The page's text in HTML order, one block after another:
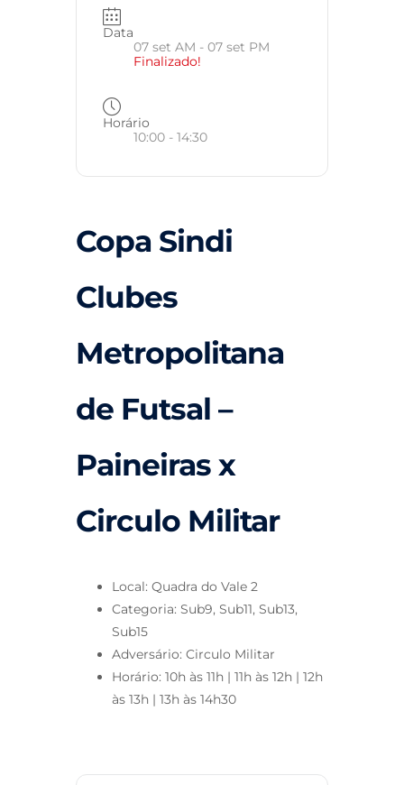
Data
07 set AM - 07 set PM
Finalizado!
Horário
10:00 - 14:30
Copa Sindi
Clubes
Metropolitana
de Futsal –
Paineiras x
Circulo Militar
Local: Quadra do Vale 2
Categoria: Sub9, Sub11, Sub13,
Sub15
Adversário: Circulo Militar
Horário: 10h às 11h | 11h às 12h | 12h
às 13h | 13h às 14h30